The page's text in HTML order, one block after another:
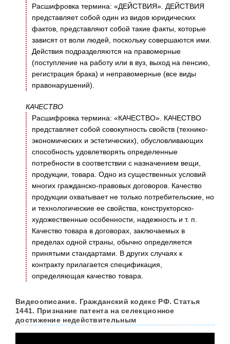
Расшифровка термина: «ДЕЙСТВИЯ». ДЕЙСТВИЯ
представляет собой один из видов юридических
фактов, представляют собой такие факты, которые
зависят от воли людей, поскольку совершаются ими.
Действия подразделяются на правомерные
(поступление на работу или в вуз, выход на пенсию,
регистрация брака) и неправомерные (все виды
правонарушений).
КАЧЕСТВО
Расшифровка термина: «КАЧЕСТВО». КАЧЕСТВО
представляет собой совокупность свойств (технико-
экономических и эстетических), обусловливающих
способность удовлетворять определенные
потребности в соответствии с назначением вещи,
продукции, товара. Одно из существенных условий
многих гражданско-правовых договоров. Качество
продукции охватывает не только потребительские, но
и технологические ее свойства, конструкторско-
художественные особенности, надежность и т. п.
Качество товара в договорах, заключаемых в
пределах одной страны, обычно определяется
принятыми стандартами. В других случаях к
контракту прилагается спецификация,
определяющая качество товара.
Видеоописание. Гражданский кодекс РФ. Статья
1441. Признание патента на селекционное
достижение недействительным